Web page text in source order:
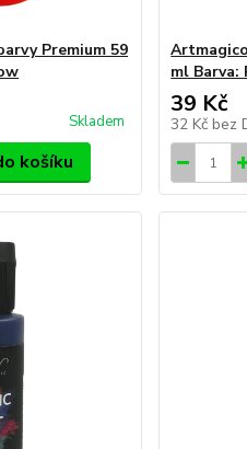
Premium 59
Skladem
košíku
ml Barva:
39 Kč
32 Kč bez